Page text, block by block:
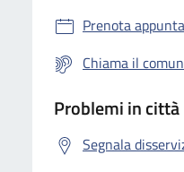
Prenota
Chiama il
Problemi in città
Segnala